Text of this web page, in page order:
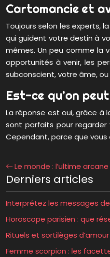
Cartomancie et
Toujours selon les experts,
qui guident votre destin à
mêmes. Un peu comme la
opportunités à venir, les
subconscient, votre âme,
Est-ce qu’on
La réponse est oui, grâce à
sont parfaits pour
Cependant, parce que vous
Le monde : l’ultime
Derniers articles
Interprétez les messages
Horoscope parisien : que
Rituels et sortilèges
Femme scorpion : les